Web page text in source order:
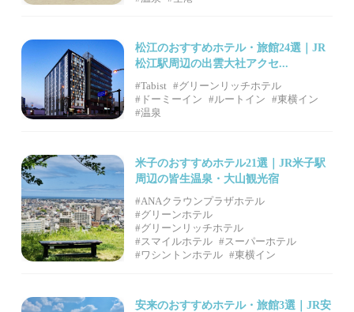
松江のおすすめホテル・旅館24選｜JR
松江駅周辺の出雲大社アクセ...
#Tabist #グリーンリッチホテル
#ドーミーイン
#ルートイン
#東横イン
#温泉
米子のおすすめホテル21選｜JR米子駅
周辺の皆生温泉・大山観光宿
#ANAクラウンプラザホテル
#グリーンホテル
#グリーンリッチホテル
#スマイルホテル #スーパーホテル
#ワシントンホテル #東横イン
安来のおすすめホテル・旅館3選｜JR安